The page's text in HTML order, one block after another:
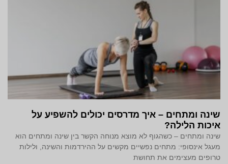
שינה ומתחים – איך מדרסים יכולים להשפיע על
איכות הלילה?
שינה ומתחים – כשהגוף לא מוצא מנוחה הקשר בין שינה ומתחים הוא
מעגל אינסופי: מתחים נפשיים מקשים על ההירדמות והשינה, ולילות
טרופים מעצימים את תחושת